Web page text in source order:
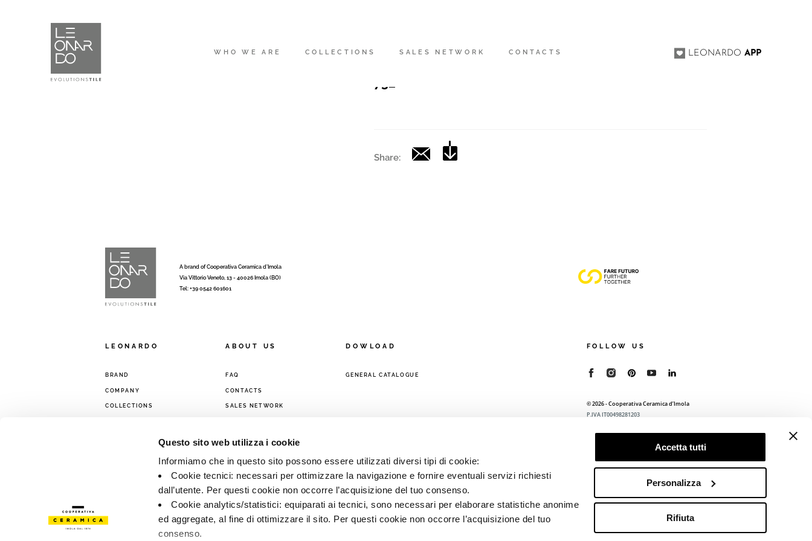
Questo sito web utilizza i cookie
Informiamo che in questo sito possono essere utilizzati diversi tipi di cookie:
Cookie tecnici: necessari per ottimizzare la navigazione e fornire eventuali servizi richiesti
dall’utente. Per questi cookie non occorre l’acquisizione del tuo consenso.
Cookie analytics/statistici: equiparati ai tecnici, sono necessari per elaborare statistiche anonime
ed aggregate, al fine di ottimizzare il sito. Per questi cookie non occorre l’acquisizione del tuo
consenso.
Accetta tutti
Personalizza
Rifiuta
WHO WE ARE COLLECTIONS SALES NETWORK CONTACTS LEONARDOAPP
732
Share:
A brand of Cooperativa Ceramica d’Imola
Via Vittorio Veneto, 13 - 40026 Imola (BO)
Tel: +39 0542 601601
LEONARDO
BRAND
COMPANY
COLLECTIONS
ABOUT US
FAQ
CONTACTS
SALES NETWORK
DOWLOAD
GENERAL CATALOGUE
FOLLOW US
© 2026 - Cooperativa Ceramica d’Imola
P.IVA IT00498281203
R.E.A. BO 5545
Cookie policy—Preferenze